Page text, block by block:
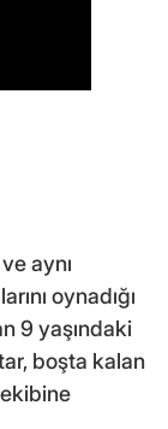
aynı
oynadığı
9 yaşındaki
boşta kalan